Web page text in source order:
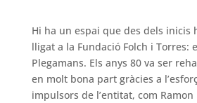
Hi ha un espai que des dels inicis
lligat a la FundacióFolch i Torres:
Plegamans. Els anys 80 va ser
en molt bona part gràcies a
impulsors de l’entitat, com Ramon